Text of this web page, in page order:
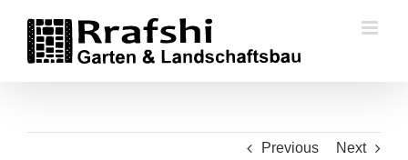
content
Previous Next